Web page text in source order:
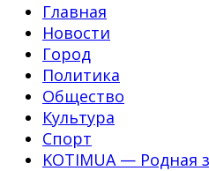
Главная
Новости
Город
Политика
Общество
Культура
Спорт
KOTIMUA — Родная